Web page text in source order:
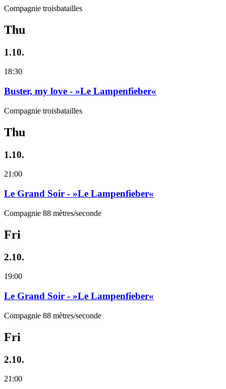
Compagnie troisbatailles
Thu
1.10.
18:30
Buster, my love - »Le Lampenfieber«
Compagnie troisbatailles
Thu
1.10.
21:00
Le Grand Soir - »Le Lampenfieber«
Compagnie 88 mètres/seconde
Fri
2.10.
19:00
Le Grand Soir - »Le Lampenfieber«
Compagnie 88 mètres/seconde
Fri
2.10.
21:00